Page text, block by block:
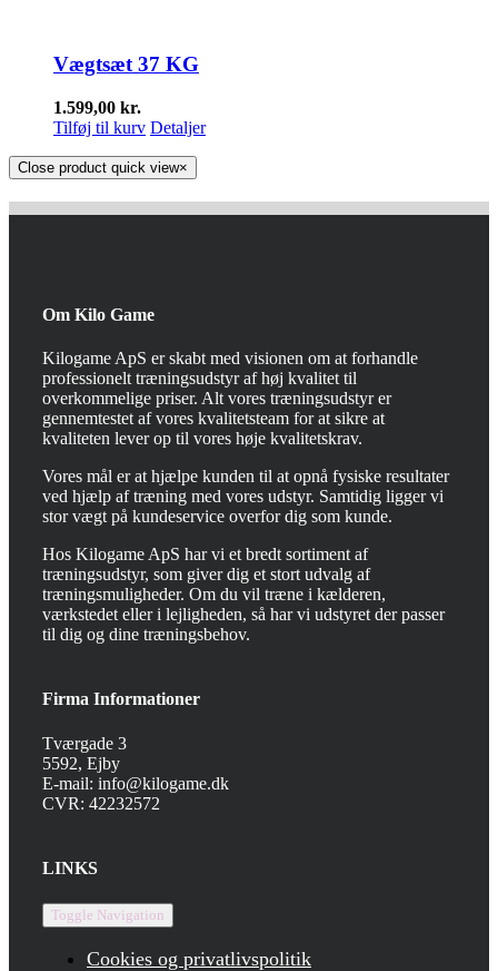
Vægtsæt 37 KG
1.599,00 kr.
Tilføj til kurv Detaljer
Close product quick view×
Om Kilo Game
Kilogame ApS er skabt med visionen om at forhandle
professionelt træningsudstyr af høj kvalitet til
overkommelige priser. Alt vores træningsudstyr er
gennemtestet af vores kvalitetsteam for at sikre at
kvaliteten lever op til vores høje kvalitetskrav.
Vores mål er at hjælpe kunden til at opnå fysiske resultater
ved hjælp af træning med vores udstyr. Samtidig ligger vi
stor vægt på kundeservice overfor dig som kunde.
Hos Kilogame ApS har vi et bredt sortiment af
træningsudstyr, som giver dig et stort udvalg af
træningsmuligheder. Om du vil træne i kælderen,
værkstedet eller i lejligheden, så har vi udstyret der passer
til dig og dine træningsbehov.
Firma Informationer
Tværgade 3
5592, Ejby
E-mail: info@kilogame.dk
CVR: 42232572
LINKS
Toggle Navigation
Cookies og privatlivspolitik